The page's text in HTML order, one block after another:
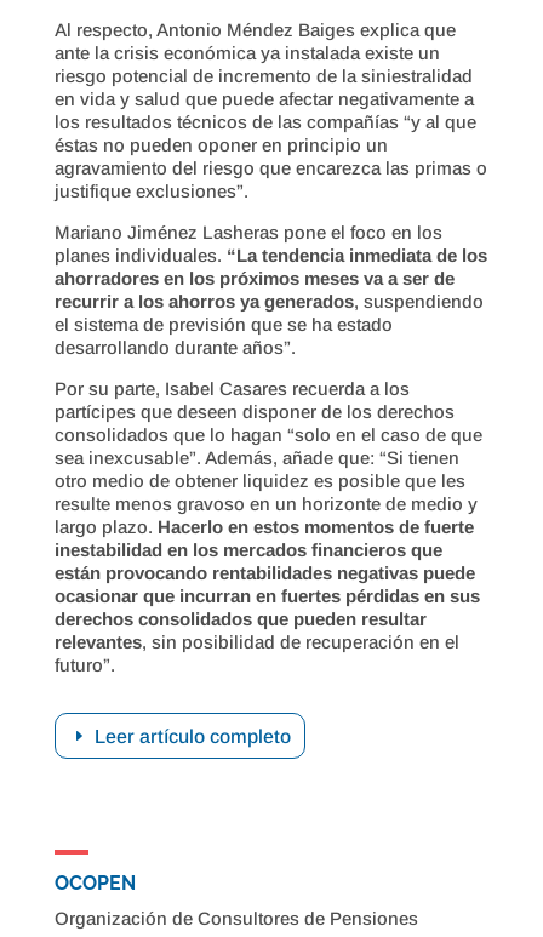
Al respecto, Antonio Méndez Baiges explica que
ante la crisis económica ya instalada existe un
riesgo potencial de incremento de la siniestralidad
en vida y salud que puede afectar negativamente a
los resultados técnicos de las compañías “y al que
éstas no pueden oponer en principio un
agravamiento del riesgo que encarezca las primas o
justifique exclusiones”.
Mariano Jiménez Lasheras pone el foco en los
planes individuales. “La tendencia inmediata de los
ahorradores en los próximos meses va a ser de
recurrir a los ahorros ya generados, suspendiendo
el sistema de previsión que se ha estado
desarrollando durante años”.
Por su parte, Isabel Casares recuerda a los
partícipes que deseen disponer de los derechos
consolidados que lo hagan “solo en el caso de que
sea inexcusable”. Además, añade que: “Si tienen
otro medio de obtener liquidez es posible que les
resulte menos gravoso en un horizonte de medio y
largo plazo. Hacerlo en estos momentos de fuerte
inestabilidad en los mercados financieros que
están provocando rentabilidades negativas puede
ocasionar que incurran en fuertes pérdidas en sus
derechos consolidados que pueden resultar
relevantes, sin posibilidad de recuperación en el
futuro”.
Leer artículo completo
OCOPEN
Organización de Consultores de Pensiones